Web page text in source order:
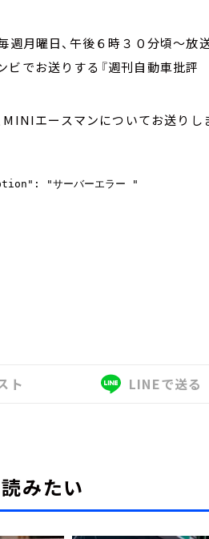
週月曜日、午後６時３０分頃～放
ビでお送りする『週刊自動車批評
MINIエースマンについてお送りし
ト LINEで送る
みたい